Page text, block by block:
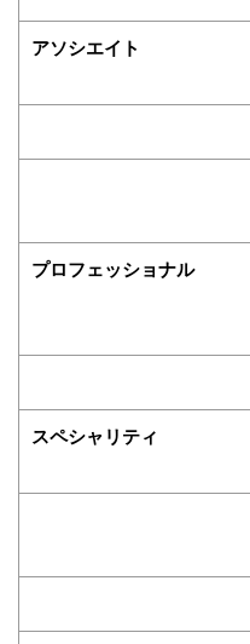
アソシエイト
プロフェッショナル
スペシャリティ